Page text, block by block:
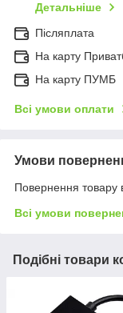
Детальніше
Післяплата
На карту
На карту ПУМБ
Всі умови оплати
Умови
Повернення товару
Всі умови
Подібні товари